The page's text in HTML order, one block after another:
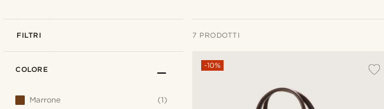
FILTRI 7 PRODOTTI
-10%
COLORE
Marrone
(1)